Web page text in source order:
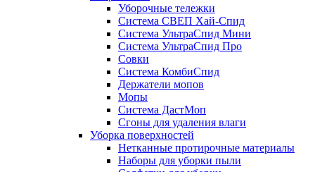
Уборочные тележки
Система СВЕП Хай-Спид
Система УльтраСпид Мини
Система УльтраСпид Про
Совки
Система КомбиСпид
Держатели мопов
Мопы
Система ДастМоп
Сгоны для удаления влаги
Уборка поверхностей
Нетканные протирочные материалы
Наборы для уборки пыли